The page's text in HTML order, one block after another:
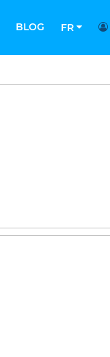
BLOG FR